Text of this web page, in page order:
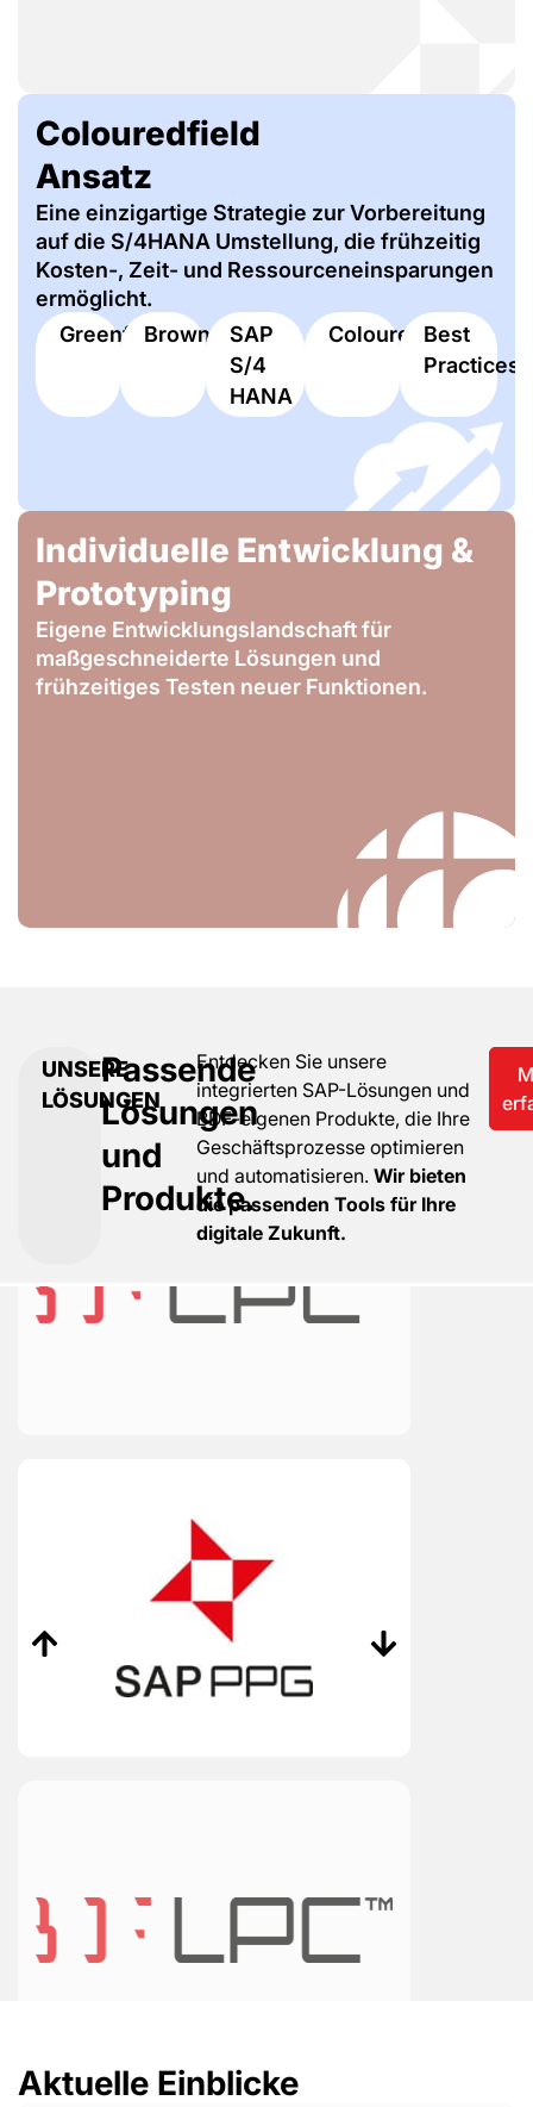
Colouredfield
Ansatz
Eine einzigartige Strategie zur Vorbereitung
auf die S/4HANA Umstellung, die frühzeitig
Kosten-, Zeit- und Ressourceneinsparungen
ermöglicht.
GreenfieldBrownfield
SAP
S/4
HANA
Colouredfield
Best
Practices
Individuelle Entwicklung &
Prototyping
Eigene Entwicklungslandschaft für
maßgeschneiderte Lösungen und
frühzeitiges Testen neuer Funktionen.
UNSERE
LÖSUNGEN
Passende
Lösungen
und
Produkte.
Entdecken Sie unsere
integrierten SAP-Lösungen und
BDF-eigenen Produkte, die Ihre
Geschäftsprozesse optimieren
und automatisieren.Wir bieten
die passenden Tools für Ihre
digitale Zukunft.
Aktuelle Einblicke